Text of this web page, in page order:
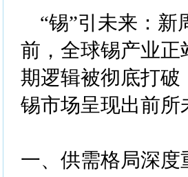
“锡”引未来：
前，全球锡产业
期逻辑被彻底打破
锡市场呈现出前
一、供需格局深